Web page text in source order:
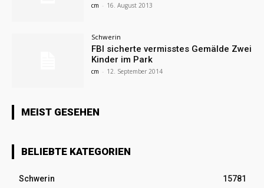
cm - 16. August 2013
Schwerin
FBI sicherte vermisstes Gemälde Zwei
Kinder im Park
cm - 12. September 2014
MEIST GESEHEN
BELIEBTE KATEGORIEN
Schwerin
15781